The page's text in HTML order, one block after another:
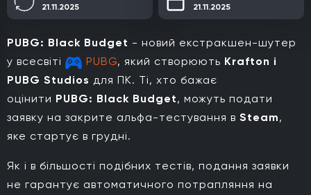
21.11.2025 21.11.2025
PUBG: Black Budget - новий екстракшен-шутер
у всесвіті
PUBG, який створюють Krafton і
PUBG Studios для ПК. Ті, хто бажає
оцінити PUBG: Black Budget, можуть подати
заявку на закрите альфа-тестування в Steam,
яке стартує в грудні.
Як і в більшості подібних тестів, подання заявки
не гарантує автоматичного потрапляння на